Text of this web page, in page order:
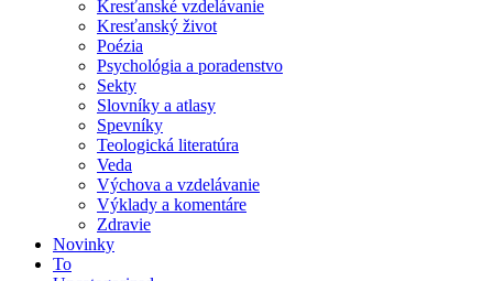
Kresťanské vzdelávanie
Kresťanský život
Poézia
Psychológia a poradenstvo
Sekty
Slovníky a atlasy
Spevníky
Teologická literatúra
Veda
Výchova a vzdelávanie
Výklady a komentáre
Zdravie
Novinky
To